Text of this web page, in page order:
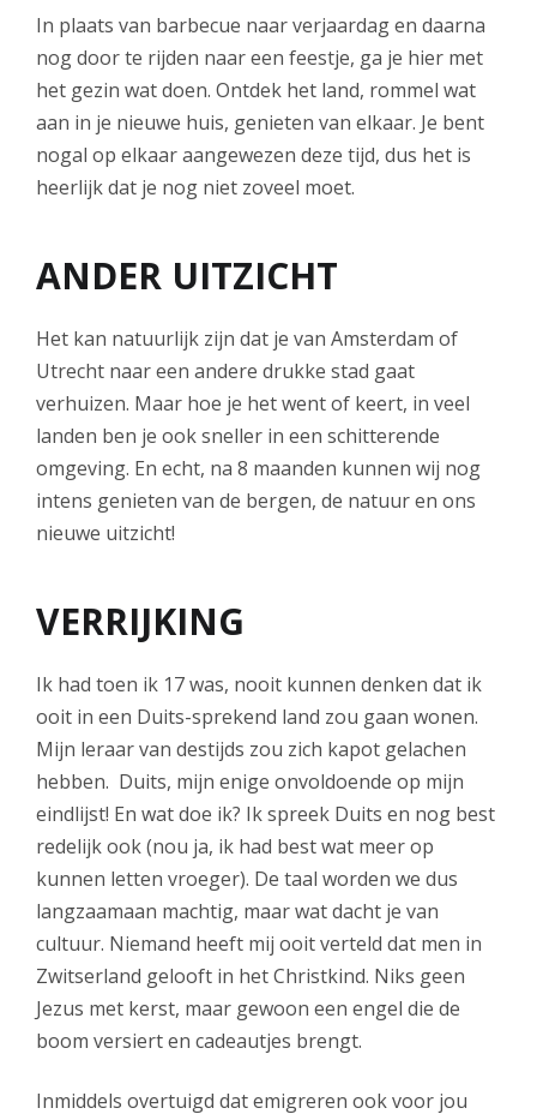
In plaats van barbecue naar verjaardag en daarna
nog door te rijden naar een feestje, ga je hier met
het gezin wat doen. Ontdek het land, rommel wat
aan in je nieuwe huis, genieten van elkaar. Je bent
nogal op elkaar aangewezen deze tijd, dus het is
heerlijk dat je nog niet zoveel moet.
ANDER UITZICHT
Het kan natuurlijk zijn dat je van Amsterdam of
Utrecht naar een andere drukke stad gaat
verhuizen. Maar hoe je het went of keert, in veel
landen ben je ook sneller in een schitterende
omgeving. En echt, na 8 maanden kunnen wij nog
intens genieten van de bergen, de natuur en ons
nieuwe uitzicht!
VERRIJKING
Ik had toen ik 17 was, nooit kunnen denken dat ik
ooit in een Duits-sprekend land zou gaan wonen.
Mijn leraar van destijds zou zich kapot gelachen
hebben. Duits, mijn enige onvoldoende op mijn
eindlijst! En wat doe ik? Ik spreek Duits en nog best
redelijk ook (nou ja, ik had best wat meer op
kunnen letten vroeger). De taal worden we dus
langzaamaan machtig, maar wat dacht je van
cultuur. Niemand heeft mij ooit verteld dat men in
Zwitserland gelooft in het Christkind. Niks geen
Jezus met kerst, maar gewoon een engel die de
boom versiert en cadeautjes brengt.
Inmiddels overtuigd dat emigreren ook voor jou